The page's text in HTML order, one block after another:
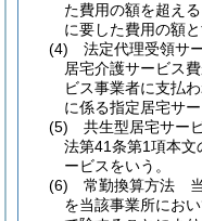
た費用の額を超え
に要した費用の額
(4)
法定代理受領サ
居宅介護サービス
ビス事業者に支払
に係る指定居宅サー
(5)
共生型居宅サー
法第41条第1項本文
ービスをいう。
(6)
常勤換算方法
を当該事業所にお